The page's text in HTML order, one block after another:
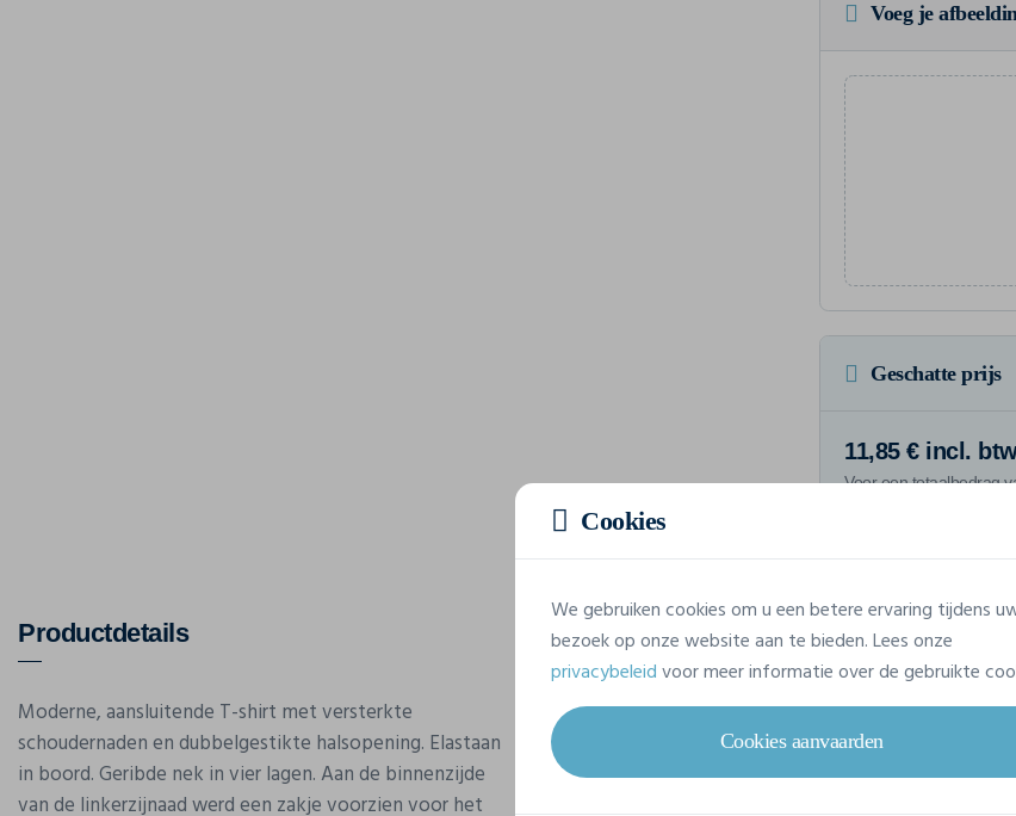
Voeg je
Geschatte prijs
11,85 € incl.
Voor een totaalbedrag
Productdetails
Moderne, aansluitende T-shirt met versterkte
schoudernaden en dubbelgestikte halsopening. Elastaan
in boord. Geribde nek in vier lagen. Aan de binnenzijde
van de linkerzijnaad werd een zakje voorzien voor het
Eigenschappen
Merk
Referentie
Cookies
We gebruiken cookies om u een betere ervaring tijdens
bezoek op onze website aan te bieden. Lees onze
privacybeleidvoor meer informatie over de gebruikte
Cookies aanvaarden